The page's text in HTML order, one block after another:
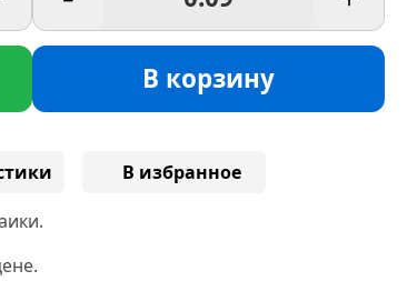
В корзину
В избранное